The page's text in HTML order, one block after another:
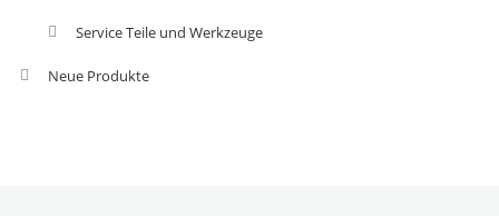
Service Teile und Werkzeuge
Neue Produkte